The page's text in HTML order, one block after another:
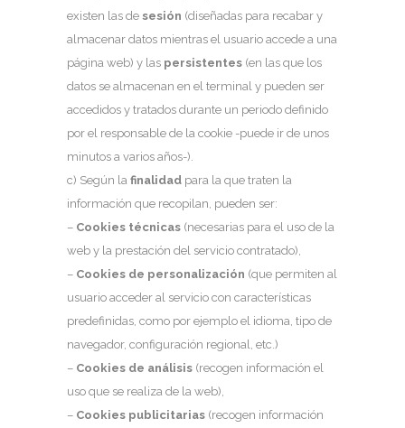
existen las de sesión (diseñadas para recabar y
almacenar datos mientras el usuario accede a una
página web) y las persistentes (en las que los
datos se almacenan en el terminal y pueden ser
accedidos y tratados durante un periodo definido
por el responsable de la cookie -puede ir de unos
minutos a varios años-).
c) Según la finalidad para la que traten la
información que recopilan, pueden ser:
– Cookies técnicas (necesarias para el uso de la
web y la prestación del servicio contratado),
– Cookies de personalización (que permiten al
usuario acceder al servicio con características
predefinidas, como por ejemplo el idioma, tipo de
navegador, configuración regional, etc.)
– Cookies de análisis (recogen información el
uso que se realiza de la web),
– Cookies publicitarias (recogen información